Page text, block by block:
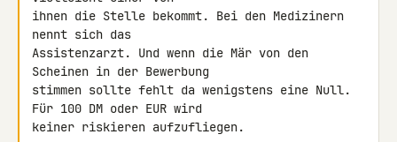
ihnen die Stelle bekommt. Bei den Medizinern
nennt sich das
Assistenzarzt. Und wenn die Mär von den
Scheinen in der Bewerbung
stimmen sollte fehlt da wenigstens eine Null.
Für 100 DM oder EUR wird
keiner riskieren aufzufliegen.